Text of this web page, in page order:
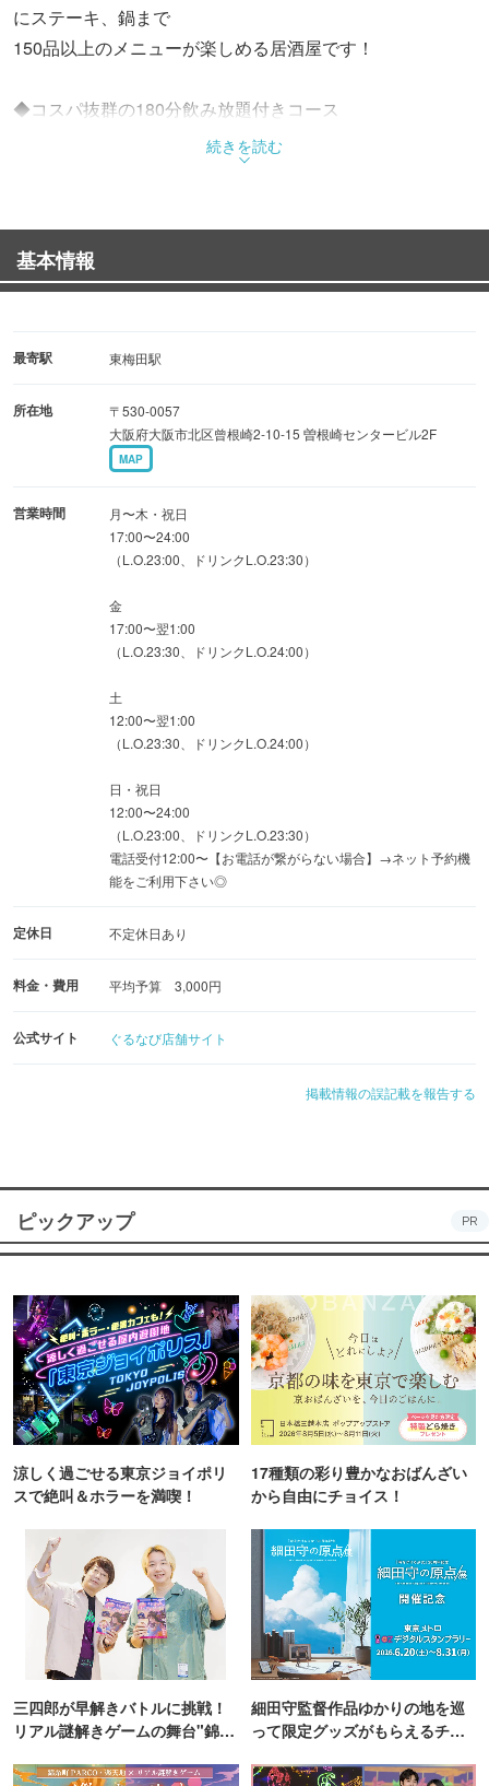
にステーキ、鍋まで
150品以上のメニューが楽しめる居酒屋です！
◆コスパ抜群の180分飲み放題付きコース
選べるコースを種類豊富にご用意♪
【コスパ◎】若鶏唐揚げ、風味香る炊き込みご飯付き◆お
宴会定番！手打ちの焼き鳥を堪能◆焼き鳥宴会コース3499
円
《贅の極み》大人気メニュ-各種◆贅沢三昧コ-ス5000円
◆こだわりの食材を食べ放題で♪
んに使用！
当店自慢5種の鍋やお造りなど
素材の旨味を活かした料理の数々をお好みでご堪能
◆2名様〜ご利用可能なオシャレ空間のリゾート個室
最大50名様までご利用できる個室を完備！
ソファタイプの個室や中規模宴会におすすめの個室
オシャレ空間のリゾート個室など
続きを読む
基本情報
最寄駅 東梅田駅
所在地
〒530-0057
大阪府大阪市北区曾根崎2-10-15 曽根崎センタービル2F
MAP
営業時間
月〜木・祝日
17:00〜24:00
（L.O.23:00、ドリンクL.O.23:30）
金
17:00〜翌1:00
（L.O.23:30、ドリンクL.O.24:00）
土
12:00〜翌1:00
（L.O.23:30、ドリンクL.O.24:00）
日・祝日
12:00〜24:00
（L.O.23:00、ドリンクL.O.23:30）
電話受付12:00〜【お電話が繋がらない場合】→ネット予約機
能をご利用下さい◎
定休日 不定休日あり
料金・費用 平均予算 3,000円
公式サイト ぐるなび店舗サイト
掲載情報の誤記載を報告する
ピックアップ PR
涼しく過ごせる東京ジョイポリ
スで絶叫＆ホラーを満喫！
17種類の彩り豊かなおばんざい
から自由にチョイス！
三四郎が早解きバトルに挑戦！
リアル謎解きゲームの舞台"錦糸
細田守監督作品ゆかりの地を巡
って限定グッズがもらえるチャ